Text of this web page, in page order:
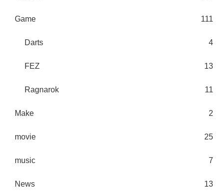
Game 111
Darts 4
FEZ 13
Ragnarok 11
Make 2
movie 25
music 7
News 13